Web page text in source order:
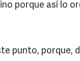
porque así lo
punto, porque,